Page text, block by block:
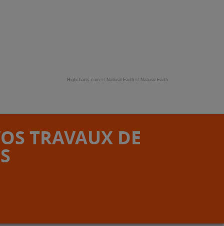
Highcharts.com © Natural Earth © Natural Earth
TRAVAUX DE